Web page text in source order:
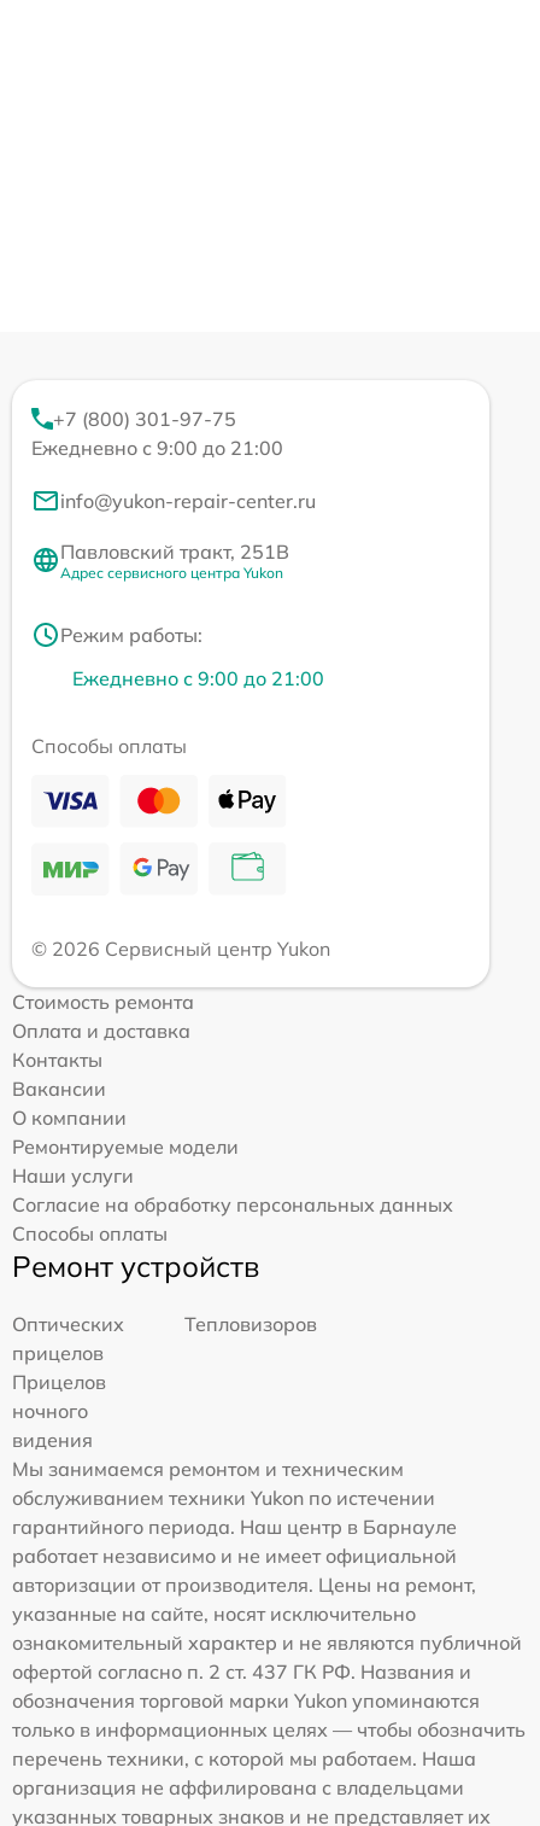
+7 (800) 301-97-75
Ежедневно с 9:00 до 21:00
info@yukon-repair-center.ru
Павловский тракт, 251В
Адрес сервисного центра Yukon
Режим работы:
Ежедневно с 9:00 до 21:00
Способы оплаты
© 2026 Сервисный центр Yukon
Стоимость ремонта
Оплата и доставка
Контакты
Вакансии
О компании
Ремонтируемые модели
Наши услуги
Согласие на обработку персональных данных
Способы оплаты
Ремонт устройств
Оптических
прицелов
Тепловизоров
Прицелов
ночного
видения
Мы занимаемся ремонтом и техническим
обслуживанием техники Yukon по истечении
гарантийного периода. Наш центр в Барнауле
работает независимо и не имеет официальной
авторизации от производителя. Цены на ремонт,
указанные на сайте, носят исключительно
ознакомительный характер и не являются публичной
офертой согласно п. 2 ст. 437 ГК РФ. Названия и
обозначения торговой марки Yukon упоминаются
только в информационных целях — чтобы обозначить
перечень техники, с которой мы работаем. Наша
организация не аффилирована с владельцами
указанных товарных знаков и не представляет их